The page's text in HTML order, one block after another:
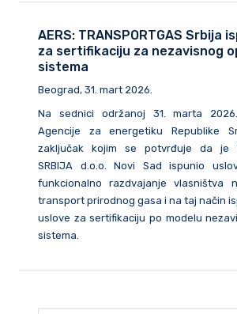
AERS: TRANSPORTGAS Srbija
za sertifikaciju za nezavisnog
sistema
Beograd, 31. mart 2026.
Na sednici održanoj 31. marta
Agencije za energetiku Republike
zaključak kojim se potvrđuje da je
SRBIJA d.o.o. Novi Sad ispunio
funkcionalno razdvajanje vlasništva
transport prirodnog gasa i na taj način
uslove za sertifikaciju po modelu
sistema.